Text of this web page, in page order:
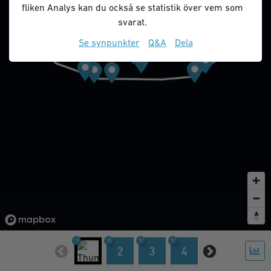
72
1
55
2
57
3
57
4 5 6
fliken Analys kan du också se statistik över vem som
svarat.
Se synpunkter
Q&A Dela